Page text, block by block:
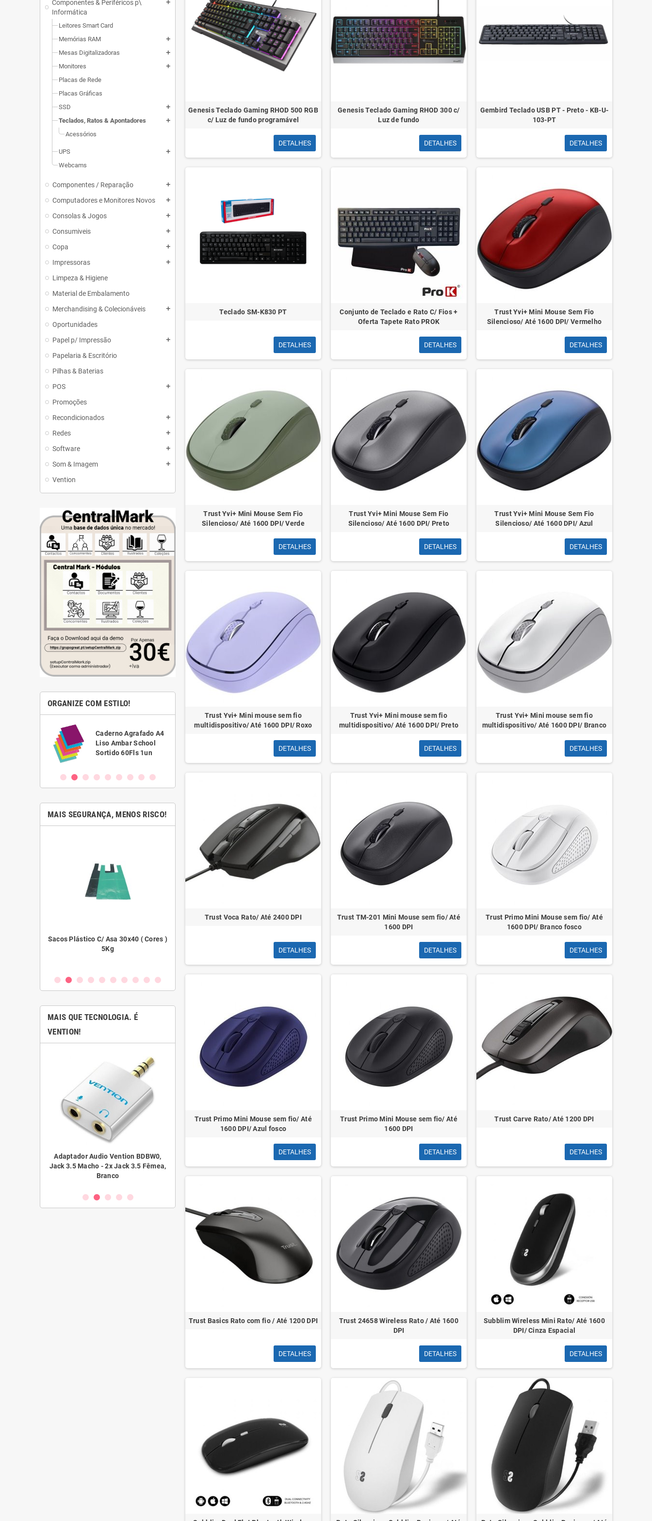
Componentes & Periféricos p\
Informática
add
Leitores Smart Card
Memórias RAM
add
Mesas Digitalizadoras add
Monitores add
Placas de Rede
Placas Gráficas
SSD
add
Teclados, Ratos & Apontadores add
Acessórios
UPS add
Webcams
Componentes / Reparação add
Computadores e Monitores Novos add
Consolas & Jogos add
Consumiveis add
Copa add
Impressoras add
Limpeza & Higiene
Material de Embalamento
Merchandising & Colecionáveis
add
Oportunidades
Papel p/ Impressão
add
Papelaria & Escritório
Pilhas & Baterias
POS
add
Promoções
Recondicionados
add
Redes add
Software add
Som & Imagem add
Vention
ORGANIZE COM ESTILO!
Caderno Agrafado A4
Liso Ambar School
Sortido 60Fls 1un
Caixa Arquivo
Papeleira 13L
Plástico Preto
Clips N 02 28mm
cx100 Coloridos
MAIS SEGURANÇA, MENOS RISCO!
Sacos Plástico C/ Asa 30x40 ( Cores )
5Kg
7mmx250m - Acabamento Brilhante -
reposição para cortadores Olfa SK-7
- Aço inoxidável
Polipropileno Transparente 66Mt x
5Cm
MAIS QUE TECNOLOGIA. É
VENTION!
Adaptador Audio Vention BDBW0,
Jack 3.5 Macho - 2x Jack 3.5 Fêmea,
Branco
Adaptador Audio Vention BGMHA/
Jack 3.5 Fêmea - USB-C Macho/
Adaptador Audio Vention BGWH0/
Jack 3.5 Fêmea - USB-C Macho/
Adaptador Conector Vention RJ45
IPWB0 Cat7 FTP, RJ45 Fêmea - RJ45
Adaptador Audio Vention BDAW0,
Jack 3.5 Macho - 2x Jack 3.5 Fêmea,
Genesis Teclado Gaming RHOD 500 RGB
c/ Luz de fundo programável
DETALHES
Genesis Teclado Gaming RHOD 300 c/
Luz de fundo
DETALHES
Gembird Teclado USB PT - Preto - KB-U-
103-PT
DETALHES
Teclado SM-K830 PT
DETALHES
Conjunto de Teclado e Rato C/ Fios +
Oferta Tapete Rato PROK
DETALHES
Trust Yvi+ Mini Mouse Sem Fio
Silencioso/ Até 1600 DPI/ Vermelho
DETALHES
Trust Yvi+ Mini Mouse Sem Fio
Silencioso/ Até 1600 DPI/ Verde
DETALHES
Trust Yvi+ Mini Mouse Sem Fio
Silencioso/ Até 1600 DPI/ Preto
DETALHES
Trust Yvi+ Mini Mouse Sem Fio
Silencioso/ Até 1600 DPI/ Azul
DETALHES
Trust Yvi+ Mini mouse sem fio
multidispositivo/ Até 1600 DPI/ Roxo
DETALHES
Trust Yvi+ Mini mouse sem fio
multidispositivo/ Até 1600 DPI/ Preto
DETALHES
Trust Yvi+ Mini mouse sem fio
multidispositivo/ Até 1600 DPI/ Branco
DETALHES
Trust Voca Rato/ Até 2400 DPI
DETALHES
Trust TM-201 Mini Mouse sem fio/ Até
1600 DPI
DETALHES
Trust Primo Mini Mouse sem fio/ Até
1600 DPI/ Branco fosco
DETALHES
Trust Primo Mini Mouse sem fio/ Até
1600 DPI/ Azul fosco
DETALHES
Trust Primo Mini Mouse sem fio/ Até
1600 DPI
DETALHES
Trust Carve Rato/ Até 1200 DPI
DETALHES
Trust Basics Rato com fio / Até 1200 DPI
DETALHES
Trust 24658 Wireless Rato / Até 1600
DPI
DETALHES
Subblim Wireless Mini Rato/ Até 1600
DPI/ Cinza Espacial
DETALHES